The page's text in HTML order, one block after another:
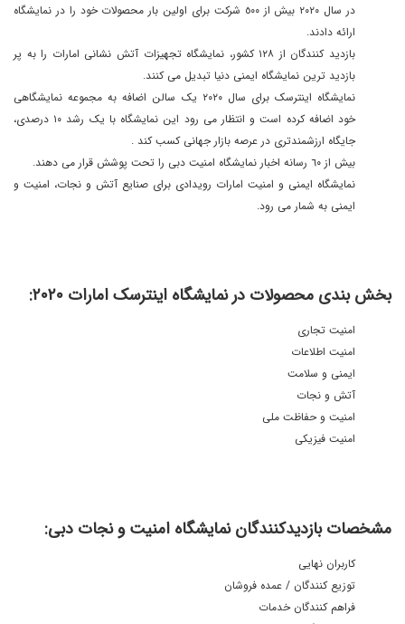
در سال ٢٠٢٠ بیش از ٥٠٠ شرکت برای اولین بار محصولات خود را در نمایشگاه
ارائه دادند.
بازدید کنندگان از ١٢٨ کشور، نمایشگاه تجهیزات آتش نشانی امارات را به پر
بازدید ترین نمایشگاه ایمنی دنیا تبدیل می کنند.
نمایشگاه اینترسک برای سال ٢٠٢٠ یک سالن اضافه به مجموعه نمایشگاهی
خود اضافه کرده است و انتظار می رود این نمایشگاه با یک رشد ١٠ درصدی،
جایگاه ارزشمندتری در عرصه بازار جهانی کسب کند .
بیش از ٦٠ رسانه اخبار نمایشگاه امنیت دبی را تحت پوشش قرار می دهند.
نمایشگاه ایمنی و امنیت امارات رویدادی برای صنایع آتش و نجات، امنیت و
ایمنی به شمار می رود.
بخش بندی محصولات در نمایشگاه اینترسک امارات ٢٠٢٠:
امنیت تجاری
امنیت اطلاعات
ایمنی و سلامت
آتش و نجات
امنیت و حفاظت ملی
امنیت فیزیکی
مشخصات بازدیدکنندگان نمایشگاه امنیت و نجات دبی:
کاربران نهایی
توزیع کنندگان / عمده فروشان
فراهم کنندگان خدمات